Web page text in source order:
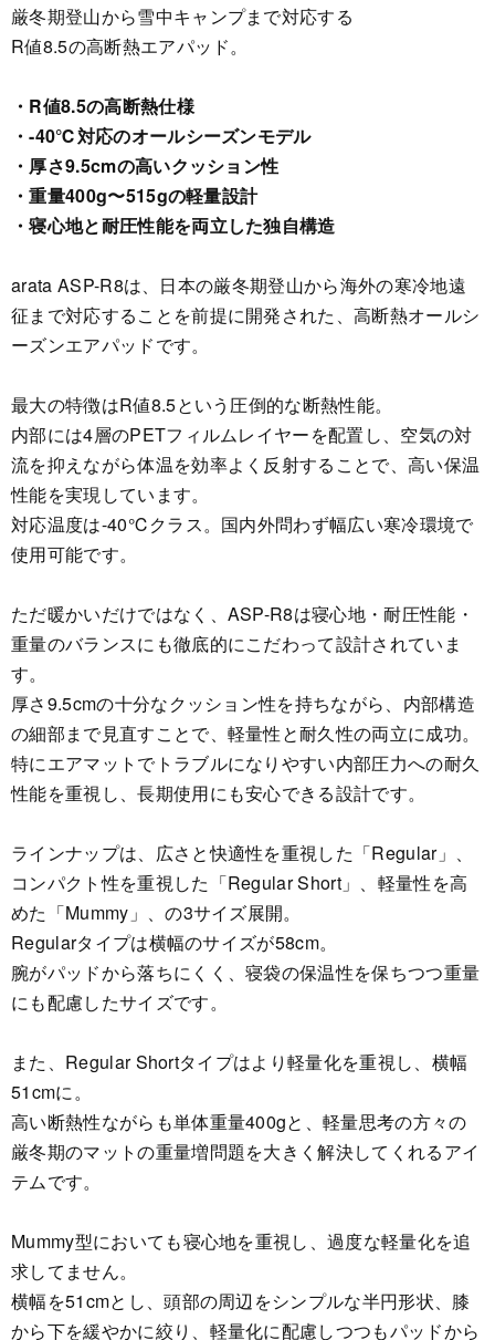
厳冬期登山から雪中キャンプまで対応する
R値8.5の高断熱エアパッド。
・R値8.5の高断熱仕様
・-40℃対応のオールシーズンモデル
・厚さ9.5cmの高いクッション性
・重量400g〜515gの軽量設計
・寝心地と耐圧性能を両立した独自構造
arata ASP-R8は、日本の厳冬期登山から海外の寒冷地遠
征まで対応することを前提に開発された、高断熱オールシ
ーズンエアパッドです。
最大の特徴はR値8.5という圧倒的な断熱性能。
内部には4層のPETフィルムレイヤーを配置し、空気の対
流を抑えながら体温を効率よく反射することで、高い保温
性能を実現しています。
対応温度は-40℃クラス。国内外問わず幅広い寒冷環境で
使用可能です。
ただ暖かいだけではなく、ASP-R8は寝心地・耐圧性能・
重量のバランスにも徹底的にこだわって設計されていま
す。
厚さ9.5cmの十分なクッション性を持ちながら、内部構造
の細部まで見直すことで、軽量性と耐久性の両立に成功。
特にエアマットでトラブルになりやすい内部圧力への耐久
性能を重視し、長期使用にも安心できる設計です。
ラインナップは、広さと快適性を重視した「Regular」、
コンパクト性を重視した「Regular Short」、軽量性を高
めた「Mummy」、の3サイズ展開。
Regularタイプは横幅のサイズが58cm。
腕がパッドから落ちにくく、寝袋の保温性を保ちつつ重量
にも配慮したサイズです。
また、Regular Shortタイプはより軽量化を重視し、横幅
51cmに。
高い断熱性ながらも単体重量400gと、軽量思考の方々の
厳冬期のマットの重量増問題を大きく解決してくれるアイ
テムです。
Mummy型においても寝心地を重視し、過度な軽量化を追
求してません。
横幅を51cmとし、頭部の周辺をシンプルな半円形状、膝
から下を緩やかに絞り、軽量化に配慮しつつもパッドから